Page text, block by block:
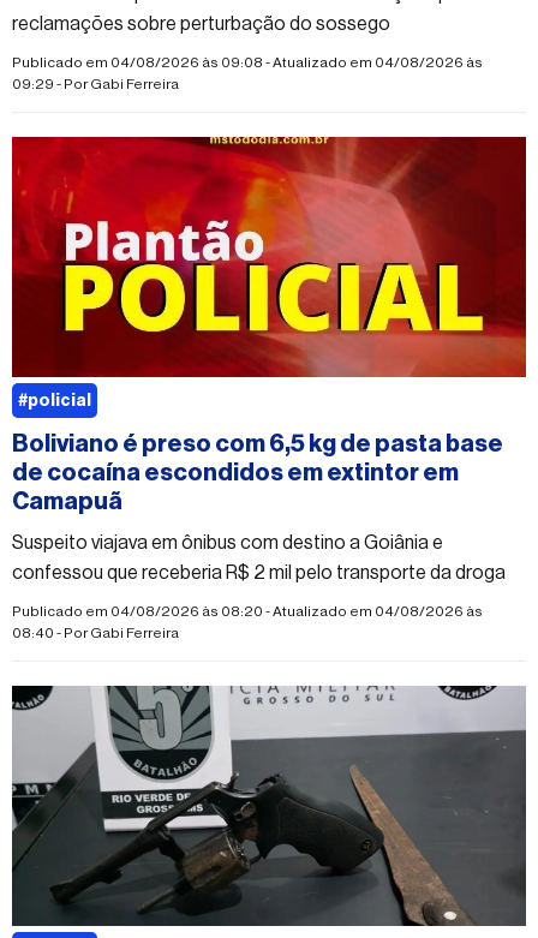
reclamações sobre perturbação do sossego
Publicado em 04/08/2026 às 09:08 - Atualizado em 04/08/2026 às
09:29 - PorGabi Ferreira
Boliviano é preso com 6,5 kg de pasta base
de cocaína escondidos em extintor em
Camapuã
Suspeito viajava em ônibus com destino a Goiânia e
confessou que receberia R$ 2 mil pelo transporte da droga
Publicado em 04/08/2026 às 08:20 - Atualizado em 04/08/2026 às
08:40 - PorGabi Ferreira
#policial